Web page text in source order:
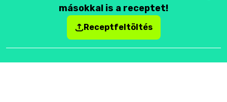
másokkal is a receptet!
Receptfeltöltés